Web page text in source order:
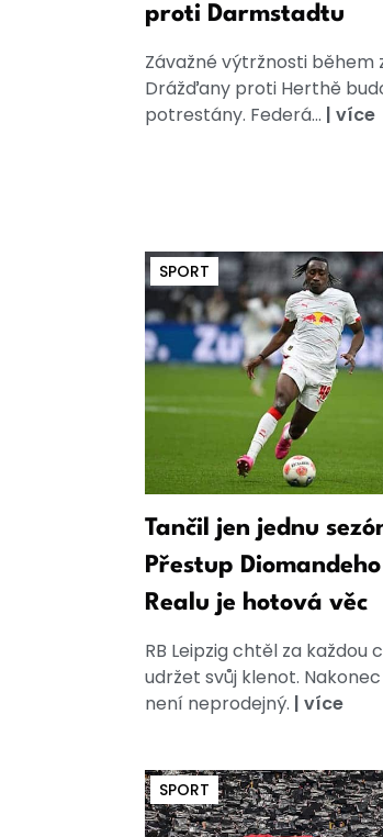
proti Darmstadtu
Závažné výtržnosti během
Drážďany proti Herthě
potrestány. Federá... | více
SPORT
Tančil jen jednu
Přestup
Realu je hotová věc
RB Leipzig chtěl za každou
udržet svůj klenot.
není neprodejný. | více
SPORT